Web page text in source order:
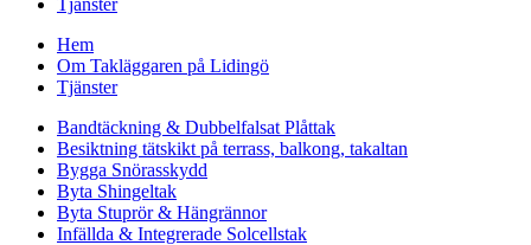
Tjänster
Hem
Om Takläggaren på Lidingö
Tjänster
Bandtäckning & Dubbelfalsat Plåttak
Besiktning tätskikt på terrass, balkong, takaltan
Bygga Snörasskydd
Byta Shingeltak
Byta Stuprör & Hängrännor
Infällda & Integrerade Solcellstak